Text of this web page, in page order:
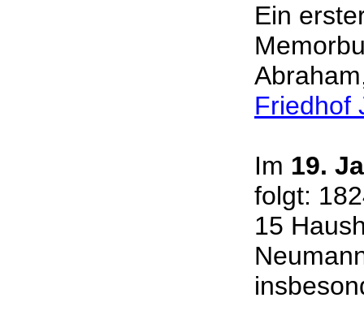
Ein
Friedhof
Im 19.
folgt:
15